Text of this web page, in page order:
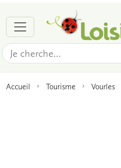
Accueil Tourisme Vourles